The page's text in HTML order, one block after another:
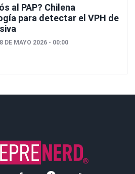
al PAP? Chilena
para detectar el VPH de
DE MAYO 2026 - 00:00